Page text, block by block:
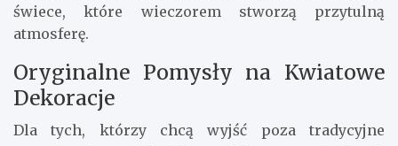
świece, które wieczorem stworzą przytulną
atmosferę.
Oryginalne Pomysły na Kwiatowe
Dekoracje
Dla tych, którzy chcą wyjść poza tradycyjne